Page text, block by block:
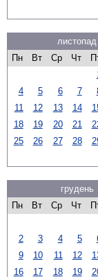
листопад
Пн
Вт Ср Чт
4
5 6 7
11
12 13 14
18
19 20 21
25
26 27 28
грудень
Пн
Вт Ср Чт
2
3 4 5
9
10 11 12
16
17 18 19